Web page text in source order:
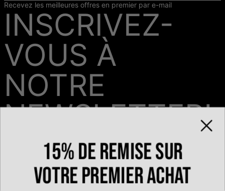
Recevez les meilleures offres en premier par e-mail
INSCRIVEZ-
VOUS À
NOTRE
NEWSLETTER!
15% de remise sur
votre premier achat